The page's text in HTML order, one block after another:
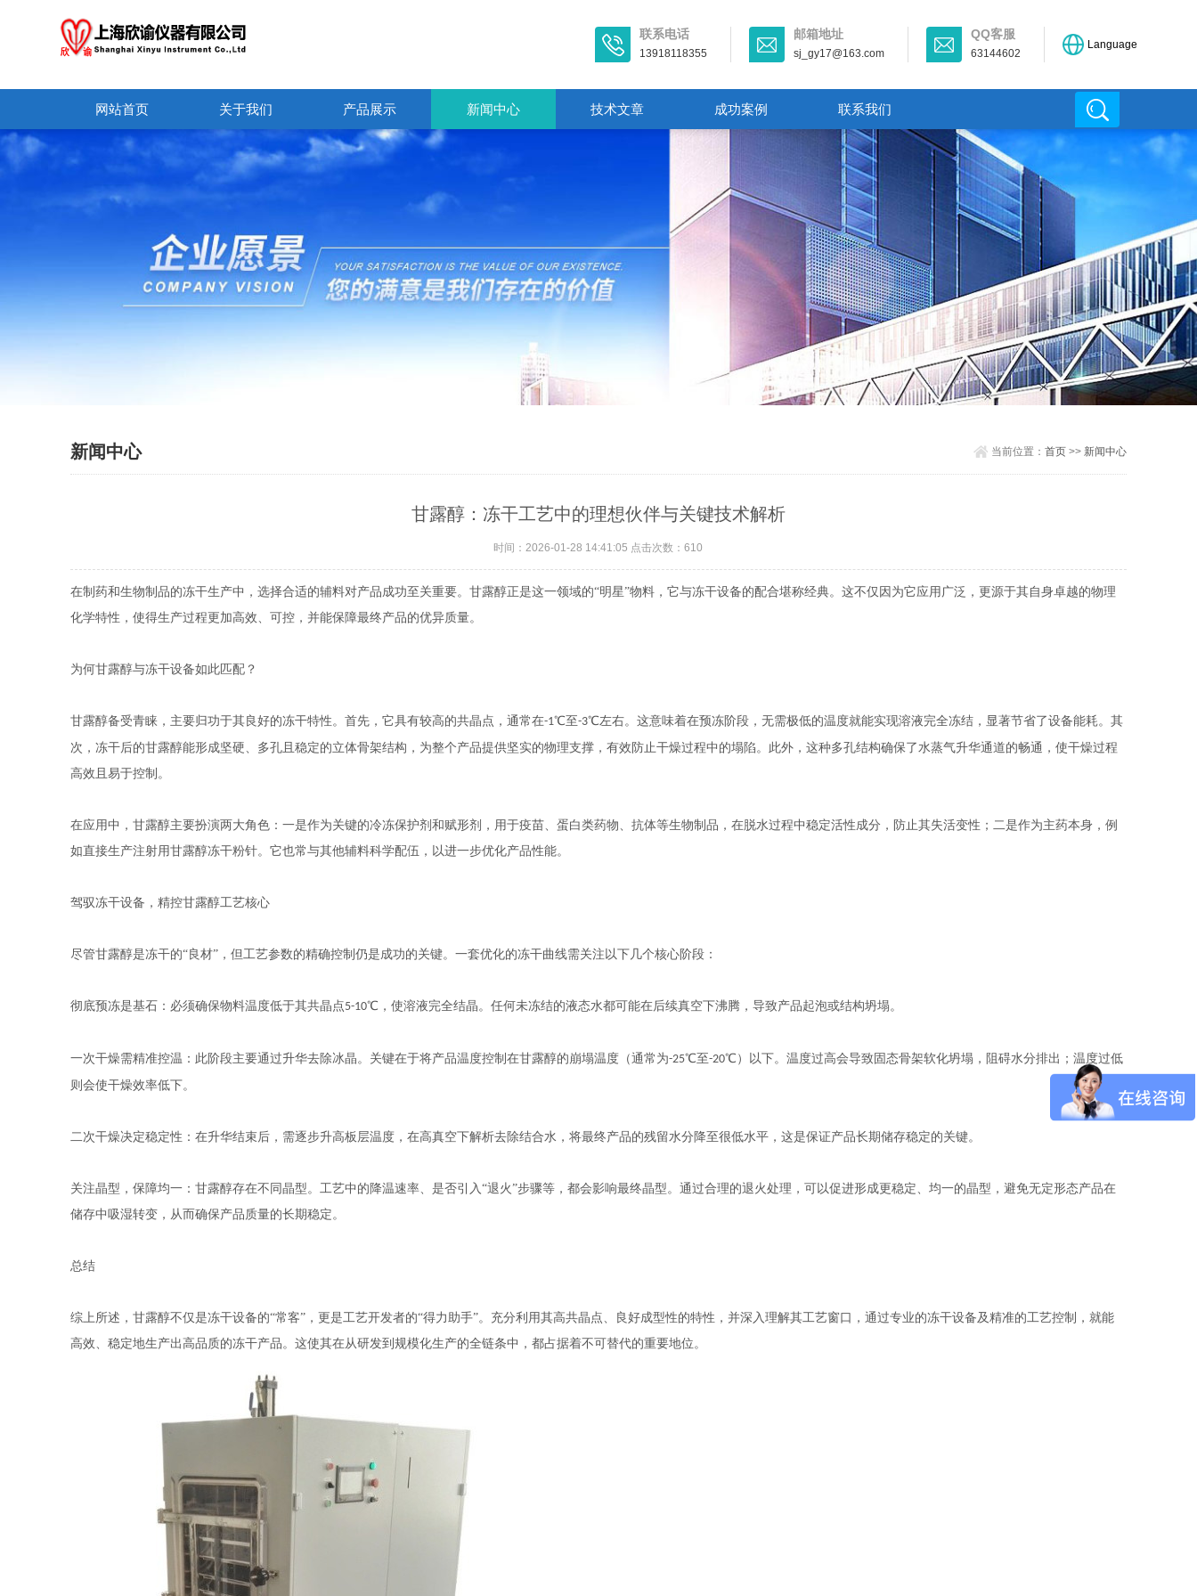
联系电话
13918118355
邮箱地址
sj_gy17@163.com
QQ客服
63144602
Language
网站首页 关于我们 产品展示 新闻中心 技术文章 成功案例 联系我们
新闻中心 当前位置： 首页>> 新闻中心
甘露醇：冻干工艺中的理想伙伴与关键技术解析
时间：2026-01-28 14:41:05 点击次数：610
在制药和生物制品的冻干生产中，选择合适的辅料对产品成功至关重要。甘露醇正是这一领域的“明星”物料，它与冻干设备的配合堪称经典。这不仅因为它应用广泛，更源于其自身卓越的物理
化学特性，使得生产过程更加高效、可控，并能保障最终产品的优异质量。
为何甘露醇与冻干设备如此匹配？
甘露醇备受青睐，主要归功于其良好的冻干特性。首先，它具有较高的共晶点，通常在-1℃至-3℃左右。这意味着在预冻阶段，无需极低的温度就能实现溶液完全冻结，显著节省了设备能耗。其
次，冻干后的甘露醇能形成坚硬、多孔且稳定的立体骨架结构，为整个产品提供坚实的物理支撑，有效防止干燥过程中的塌陷。此外，这种多孔结构确保了水蒸气升华通道的畅通，使干燥过程
高效且易于控制。
在应用中，甘露醇主要扮演两大角色：一是作为关键的冷冻保护剂和赋形剂，用于疫苗、蛋白类药物、抗体等生物制品，在脱水过程中稳定活性成分，防止其失活变性；二是作为主药本身，例
如直接生产注射用甘露醇冻干粉针。它也常与其他辅料科学配伍，以进一步优化产品性能。
驾驭冻干设备，精控甘露醇工艺核心
尽管甘露醇是冻干的“良材”，但工艺参数的精确控制仍是成功的关键。一套优化的冻干曲线需关注以下几个核心阶段：
彻底预冻是基石：必须确保物料温度低于其共晶点5-10℃，使溶液完全结晶。任何未冻结的液态水都可能在后续真空下沸腾，导致产品起泡或结构坍塌。
一次干燥需精准控温：此阶段主要通过升华去除冰晶。关键在于将产品温度控制在甘露醇的崩塌温度（通常为-25℃至-20℃）以下。温度过高会导致固态骨架软化坍塌，阻碍水分排出；温度过低
则会使干燥效率低下。
二次干燥决定稳定性：在升华结束后，需逐步升高板层温度，在高真空下解析去除结合水，将最终产品的残留水分降至很低水平，这是保证产品长期储存稳定的关键。
关注晶型，保障均一：甘露醇存在不同晶型。工艺中的降温速率、是否引入“退火”步骤等，都会影响最终晶型。通过合理的退火处理，可以促进形成更稳定、均一的晶型，避免无定形态产品在
储存中吸湿转变，从而确保产品质量的长期稳定。
总结
综上所述，甘露醇不仅是冻干设备的“常客”，更是工艺开发者的“得力助手”。充分利用其高共晶点、良好成型性的特性，并深入理解其工艺窗口，通过专业的冻干设备及精准的工艺控制，就能
高效、稳定地生产出高品质的冻干产品。这使其在从研发到规模化生产的全链条中，都占据着不可替代的重要地位。